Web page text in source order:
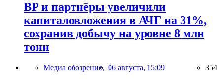
BP и партнёры увеличили
капиталовложения в АЧГ на 31%,
сохранив добычу на уровне 8 млн
тонн
Медиа обозрение, 06 августа, 15:09 354